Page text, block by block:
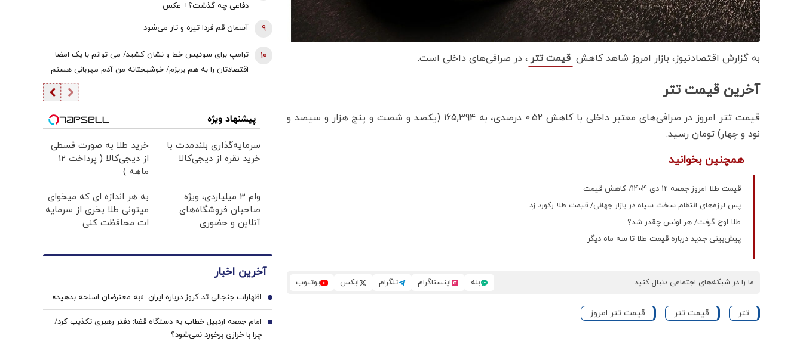
به گزارش اقتصادنیوز، بازار امروز شاهد کاهش قیمت تتر ، در صرافی‌های داخلی است.
آخرین قیمت تتر
قیمت تتر امروز در صرافی‌های معتبر داخلی با کاهش 0.52 درصدی، به 165,394 (یکصد و شصت و پنج هزار و سیصد و
نود و چهار) تومان رسید.
همچنین بخوانید
قیمت طلا امروز جمعه 12 دی 1404/ کاهش قیمت
پس لرزه‌های انتقام سخت سپاه در بازار جهانی/ قیمت طلا رکورد زد
طلا اوج گرفت/ هر اونس چقدر شد؟
پیش‌بینی جدید درباره قیمت طلا تا سه ماه دیگر
ما را در شبکه‌های اجتماعی دنبال کنید بله اینستاگرام تلگرام ایکس یوتیوب
تتر قیمت تتر قیمت تتر امروز
دفاعی چه گذشت؟+ عکس
آسمان قم فردا تیره و تار می‌شود 9
ترامپ برای سوئیس خط و نشان کشید/ می توانم با یک امضا
اقتصادتان را به هم بریزم/ خوشبختانه من آدم مهربانی هستم
10
پیشنهاد ویژه
سرمایه‌گذاری بلندمدت با
خرید نقره از دیجی‌کالا
خرید طلا به صورت قسطی
از دیجی‌کالا ( پرداخت 12
ماهه )
وام ۳ میلیاردی، ویژه
صاحبان فروشگاه‌های
آنلاین و حضوری
به هر اندازه ای که میخوای
میتونی طلا بخری از سرمایه
ات محافظت کنی
آخرین اخبار
اظهارات جنجالی تد کروز درباره ایران: «به معترضان اسلحه بدهید» 1
امام جمعه اردبیل خطاب به دستگاه قضا: دفتر رهبری تکذیب کرد/
چرا با خرازی برخورد نمی‌شود؟
2